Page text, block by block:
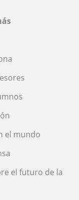
el mundo
el futuro de la